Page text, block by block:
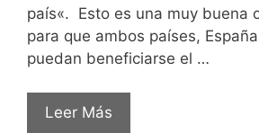
país«. Esto es una muy buena
para que ambos países,
puedan beneficiarse el …
Leer Más